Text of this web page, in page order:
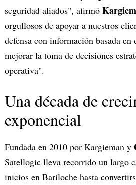
seguridad aliados", afirmó
orgullosos de apoyar a nuestros
defensa con información basada en
mejorar la toma de decisiones
operativa".
Una década de
exponencial
Fundada en 2010 por Kargieman y
Satellogic lleva recorrido un largo
inicios en Bariloche hasta